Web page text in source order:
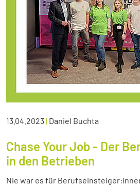
13.04.2023| Daniel Buchta
Chase Your Job - Der
in den Betrieben
Nie war es für